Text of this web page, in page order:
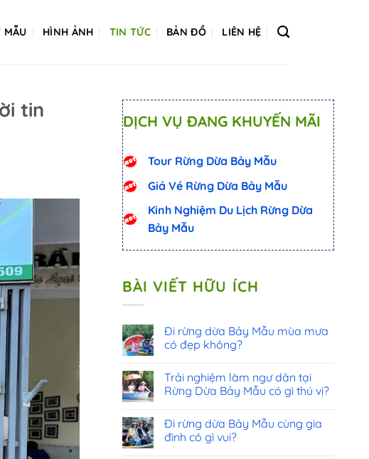
MẪU HÌNH ẢNH TIN TỨC BẢN ĐỒ LIÊN HỆ
tin
DỊCH VỤ ĐANG KHUYẾN MÃI
Tour Rừng Dừa Bảy Mẫu
Giá Vé Rừng Dừa Bảy Mẫu
Kinh Nghiệm Du Lịch Rừng Dừa
Bảy Mẫu
BÀI VIẾT HỮU ÍCH
Đi rừng dừa Bảy Mẫu mùa mưa
có đẹp không?
Trải nghiệm làm ngư dân tại
Rừng Dừa Bảy Mẫu có gì thú vị?
Đi rừng dừa Bảy Mẫu cùng gia
đình có gì vui?